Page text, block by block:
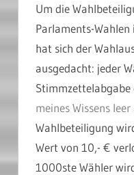
Um die
Parlaments-Wahlen
hat sich der
ausgedacht: jeder
Stimmzettelabgabe
meines Wissens leer
Wahlbeteiligung
Wert von 10,- €
1000ste Wähler